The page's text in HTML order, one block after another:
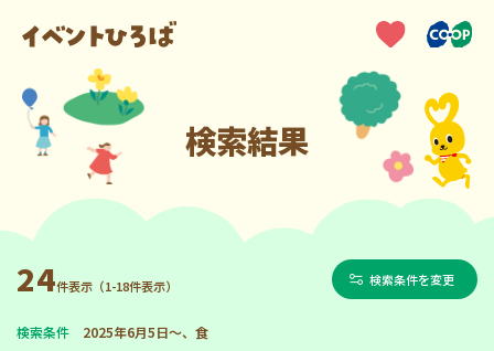
検索結果
24件表示（1-18件表示） 検索条件を変更
検索条件 2025年6月5日～、食